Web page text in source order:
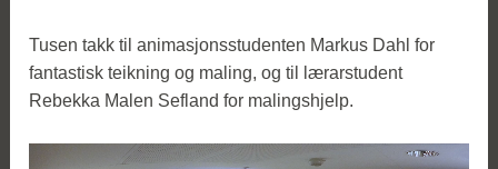
Tusen takk til animasjonsstudenten Markus Dahl for
fantastisk teikning og maling, og til lærarstudent
Rebekka Malen Sefland for malingshjelp.
Videoavspiller